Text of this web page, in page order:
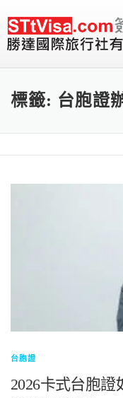
標籤: 台胞證
台胞證
2026卡式台胞證